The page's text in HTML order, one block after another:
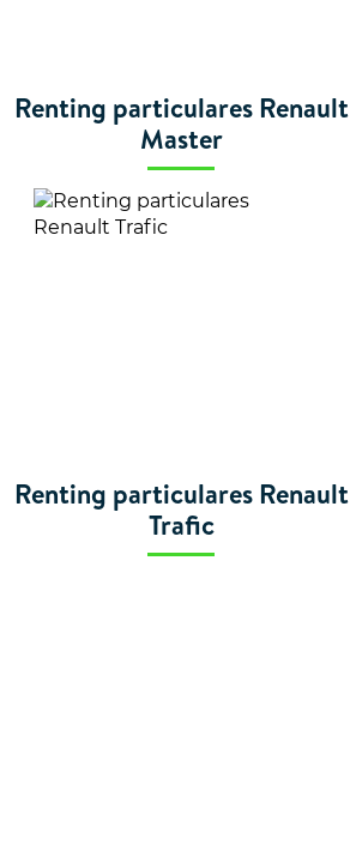
Renting particulares Renault
Master
Renting particulares Renault
Trafic